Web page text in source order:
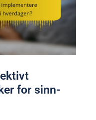
for sinn-